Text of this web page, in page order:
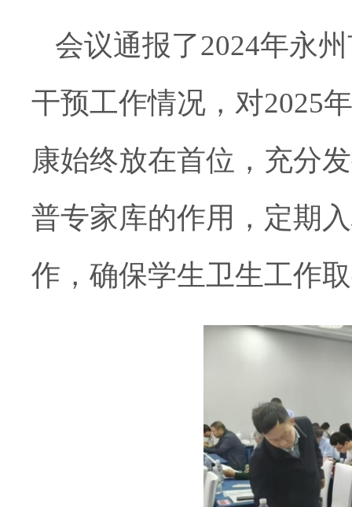
会议通报了2024年永
干预工作情况，对2025
康始终放在首位，充分
普专家库的作用，定期
作，确保学生卫生工作